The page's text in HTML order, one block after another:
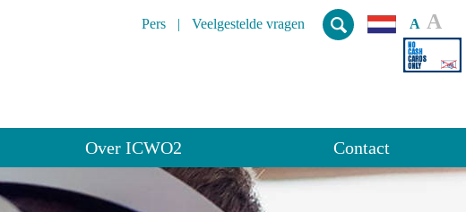
Pers Veelgestelde vragen A A
Over ICWO2 Contact